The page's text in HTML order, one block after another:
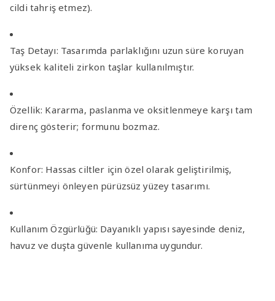
cildi tahriş etmez).
Taş Detayı: Tasarımda parlaklığını uzun süre koruyan
yüksek kaliteli zirkon taşlar kullanılmıştır.
Özellik: Kararma, paslanma ve oksitlenmeye karşı tam
direnç gösterir; formunu bozmaz.
Konfor: Hassas ciltler için özel olarak geliştirilmiş,
sürtünmeyi önleyen pürüzsüz yüzey tasarımı.
Kullanım Özgürlüğü: Dayanıklı yapısı sayesinde deniz,
havuz ve duşta güvenle kullanıma uygundur.